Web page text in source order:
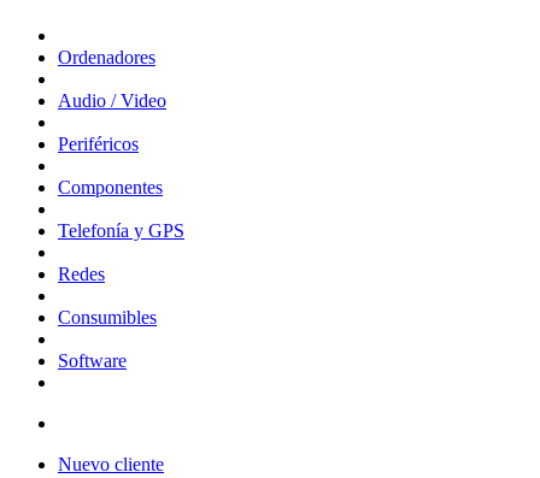
Ordenadores
Audio / Video
Periféricos
Componentes
Telefonía y GPS
Redes
Consumibles
Software
Nuevo cliente